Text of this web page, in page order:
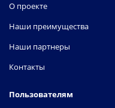
О проекте
Наши преимущества
Наши партнеры
Контакты
Пользователям